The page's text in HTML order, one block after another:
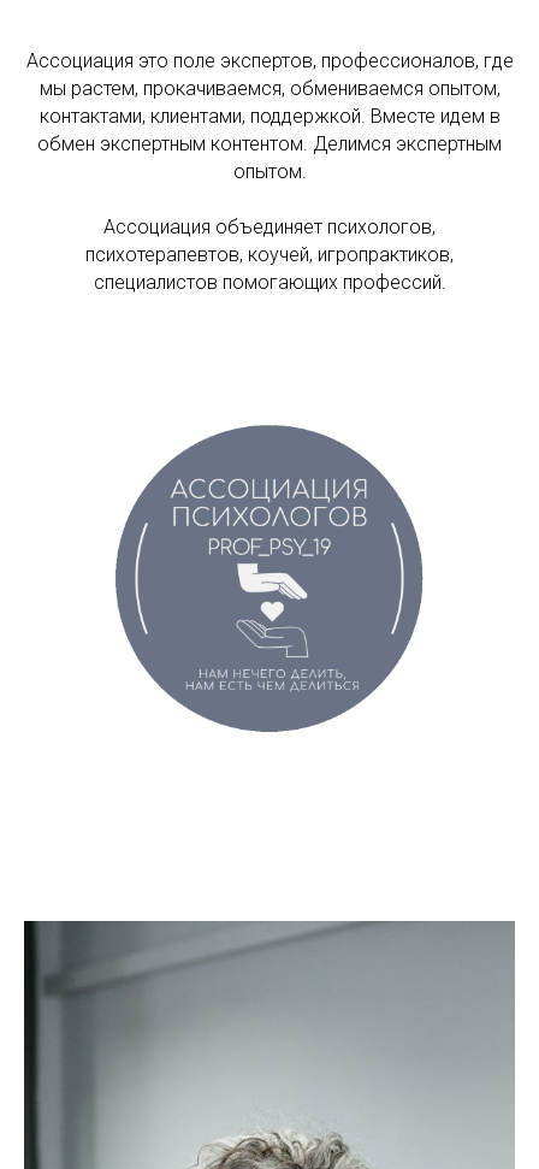
Ассоциация это поле экспертов, профессионалов, где
мы растем, прокачиваемся, обмениваемся опытом,
контактами, клиентами, поддержкой. Вместе идем в
обмен экспертным контентом. Делимся экспертным
опытом.
Ассоциация объединяет психологов,
психотерапевтов, коучей, игропрактиков,
специалистов помогающих профессий.